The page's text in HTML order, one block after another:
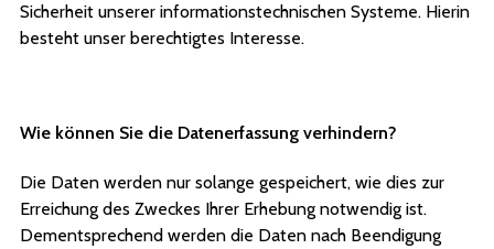
Sicherheit unserer informationstechnischen Systeme. Hierin
besteht unser berechtigtes Interesse.
Wie können Sie die Datenerfassung verhindern?
Die Daten werden nur solange gespeichert, wie dies zur
Erreichung des Zweckes Ihrer Erhebung notwendig ist.
Dementsprechend werden die Daten nach Beendigung